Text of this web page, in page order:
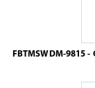
FBTMSWDM-